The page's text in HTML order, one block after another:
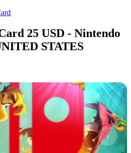
25 USD - Nintendo
STATES